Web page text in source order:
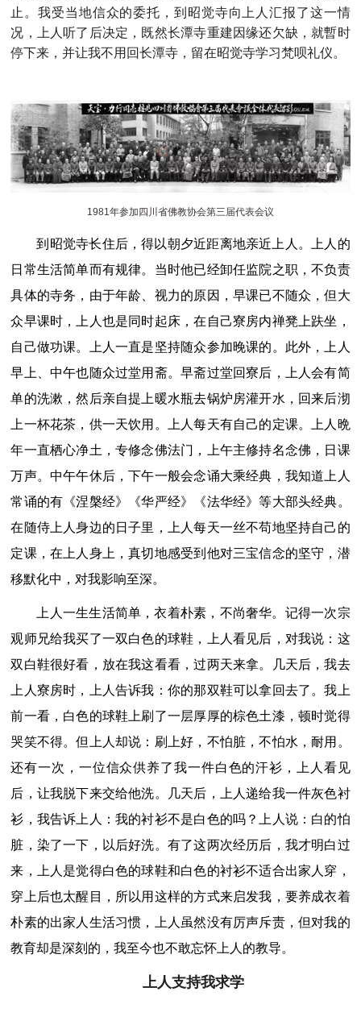
止。我受当地信众的委托，到昭觉寺向上人汇报了这一情
况，上人听了后决定，既然长潭寺重建因缘还欠缺，就暫时
停下来，并让我不用回长潭寺，留在昭觉寺学习梵呗礼仪。
1981年参加四川省佛教协会第三届代表会议
到昭觉寺长住后，得以朝夕近距离地亲近上人。上人的
日常生活简单而有规律。当时他已经卸任监院之职，不负责
具体的寺务，由于年龄、视力的原因，早课已不随众，但大
众早课时，上人也是同时起床，在自己寮房内禅凳上趺坐，
自己做功课。上人一直是坚持随众参加晚课的。此外，上人
早上、中午也随众过堂用斋。早斋过堂回寮后，上人会有简
单的洗漱，然后亲自提上暖水瓶去锅炉房灌开水，回来后沏
上一杯花茶，供一天饮用。上人每天有自己的定课。上人晩
年一直栖心净土，专修念佛法门，上午主修持名念佛，日课
万声。中午午休后，下午一般会念诵大乘经典，我知道上人
常诵的有《涅槃经》《华严经》《法华经》等大部头经典。
在随侍上人身边的日子里，上人每天一丝不苟地坚持自己的
定课，在上人身上，真切地感受到他对三宝信念的坚守，潜
移默化中，对我影响至深。
上人一生生活简单，衣着朴素，不尚奢华。记得一次宗
观师兄给我买了一双白色的球鞋，上人看见后，对我说：这
双白鞋很好看，放在我这看看，过两天来拿。几天后，我去
上人寮房时，上人告诉我：你的那双鞋可以拿回去了。我上
前一看，白色的球鞋上刷了一层厚厚的棕色土漆，顿时觉得
哭笑不得。但上人却说：刷上好，不怕脏，不怕水，耐用。
还有一次，一位信众供养了我一件白色的汗衫，上人看见
后，让我脱下来交给他洗。几天后，上人递给我一件灰色衬
衫，我告诉上人：我的衬衫不是白色的吗？上人说：白的怕
脏，染了一下，以后好洗。有了这两次经历后，我才明白过
来，上人是觉得白色的球鞋和白色的衬衫不适合出家人穿，
穿上后也太醒目，所以用这样的方式来启发我，要养成衣着
朴素的出家人生活习惯，上人虽然没有厉声斥责，但对我的
教育却是深刻的，我至今也不敢忘怀上人的教导。
上人支持我求学